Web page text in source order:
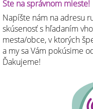
Ste na správnom mieste!
Napíšte nám na adresu
skúsenosť s hľadaním
mesta/obce, v ktorých
a my sa Vám pokúsime
Ďakujeme!